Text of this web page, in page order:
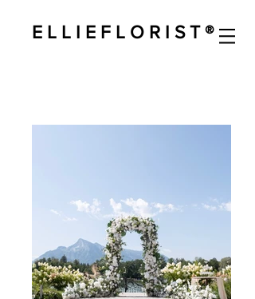
E L L I E F L O R I S T ®